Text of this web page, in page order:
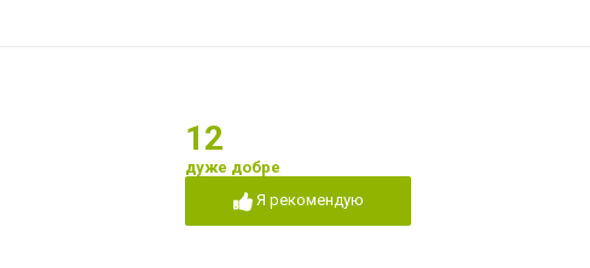
12
дуже добре
Я рекомендую